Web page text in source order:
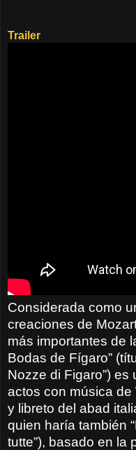
Trailer
Considerada como
creaciones de
más importantes de
Bodas de Fígaro”
Nozze di Figaro”)
actos con música
y libreto del abad
quien haría también
tutte”), basado en la